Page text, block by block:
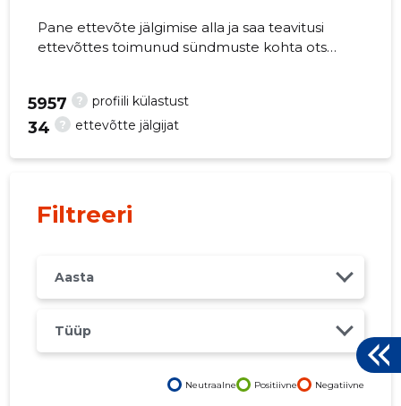
Pane ettevõte jälgimise alla ja saa teavitusi
ettevõttes toimunud sündmuste kohta otse
? profiili külastust
5957
? ettevõtte jälgijat
34
Filtreeri
Aasta
Tüüp
Neutraalne Positiivne Negatiivne